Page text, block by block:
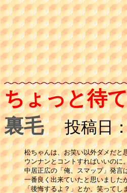
ちょっと待
裏毛 投稿日：
松ちゃんは、お笑い以外ダメだと
ウンナンとコントすればいいのに
中居正広の「俺、スマップ」発言
一番良く出来ていたと思いました
「後悔するよ？」とか、笑ってし